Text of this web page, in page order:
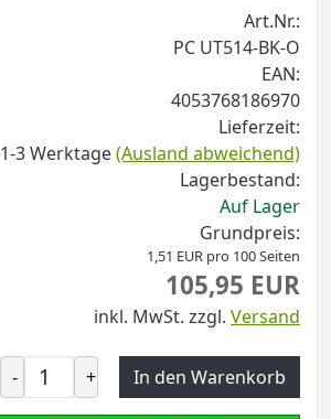
Art.Nr.:
PC UT514-BK-O
EAN:
4053768186970
Lieferzeit:
1-3 Werktage(Ausland abweichend)
Lagerbestand:
Auf Lager
Grundpreis:
1,51 EUR pro 100 Seiten
105,95 EUR
inkl. MwSt. zzgl. Versand
- + In den Warenkorb